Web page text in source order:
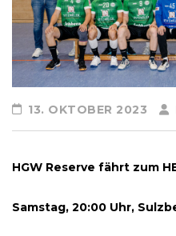
13. OKTOBER 2023
HGW Reserve fährt zum
Samstag, 20:00 Uhr,